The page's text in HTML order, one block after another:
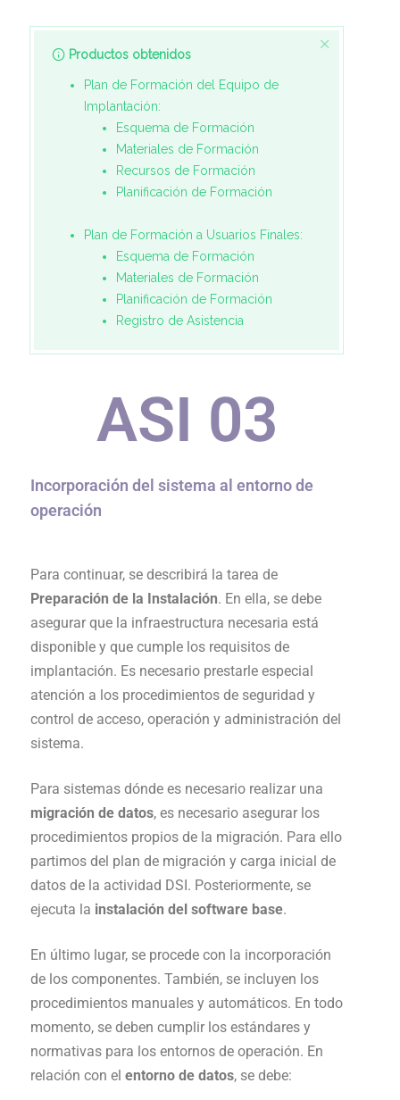
Productos obtenidos
Plan de Formación del Equipo de
Implantación:
Esquema de Formación
Materiales de Formación
Recursos de Formación
Planificación de Formación
Plan de Formación a Usuarios Finales:
Esquema de Formación
Materiales de Formación
Planificación de Formación
Registro de Asistencia
ASI 03
Incorporación del sistema al entorno de
operación
Para continuar, se describirá la tarea de
Preparación de la Instalación. En ella, se debe
asegurar que la infraestructura necesaria está
disponible y que cumple los requisitos de
implantación. Es necesario prestarle especial
atención a los procedimientos de seguridad y
control de acceso, operación y administración del
sistema.
Para sistemas dónde es necesario realizar una
migración de datos, es necesario asegurar los
procedimientos propios de la migración. Para ello
partimos del plan de migración y carga inicial de
datos de la actividad DSI. Posteriormente, se
ejecuta la instalación del software base.
En último lugar, se procede con la incorporación
de los componentes. También, se incluyen los
procedimientos manuales y automáticos. En todo
momento, se deben cumplir los estándares y
normativas para los entornos de operación. En
relación con el entorno de datos, se debe: